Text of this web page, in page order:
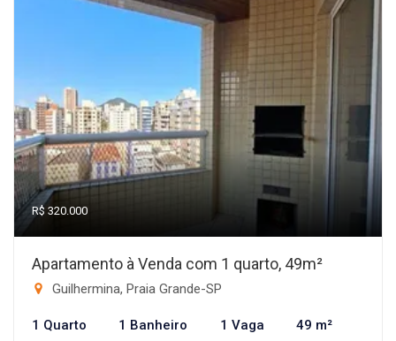
R$ 320.000
Apartamento à Venda com 1 quarto, 49m²
Guilhermina, Praia Grande-SP
1 Quarto 1 Banheiro 1 Vaga 49 m²